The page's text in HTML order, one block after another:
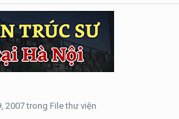
2007trong File thư viện